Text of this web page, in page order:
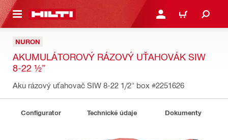
HLAVNÝ OBSAH PRIHLÁSIŤ ALEBO
KOŠÍK
NURON
AKUMULÁTOROVÝ RÁZOVÝ UŤAHOVÁK SIW
8-22 ½”
Aku rázový uťahovač SIW 8-22 1/2" box #2251626
Configurator Technické údaje Dokumenty